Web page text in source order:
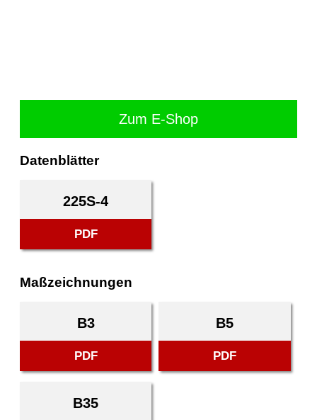
Zum E-Shop
Datenblätter
225S-4
PDF
Maßzeichnungen
B3
PDF
B5
PDF
B35